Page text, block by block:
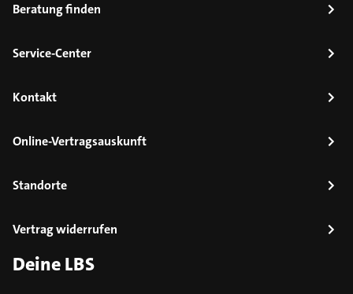
Beratung finden
Service-Center
Kontakt
Online-Vertragsauskunft
Standorte
Vertrag widerrufen
Deine LBS